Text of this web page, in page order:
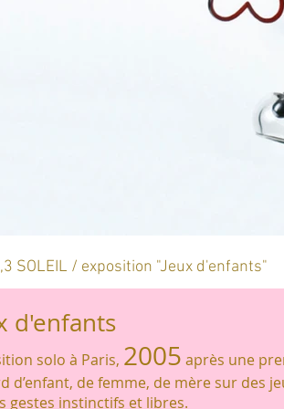
SOLEIL / exposition "Jeux d'enfants"
d'enfants
solo à Paris, 2005 après une
d’enfant, de femme, de mère sur des
gestes instinctifs et libres.